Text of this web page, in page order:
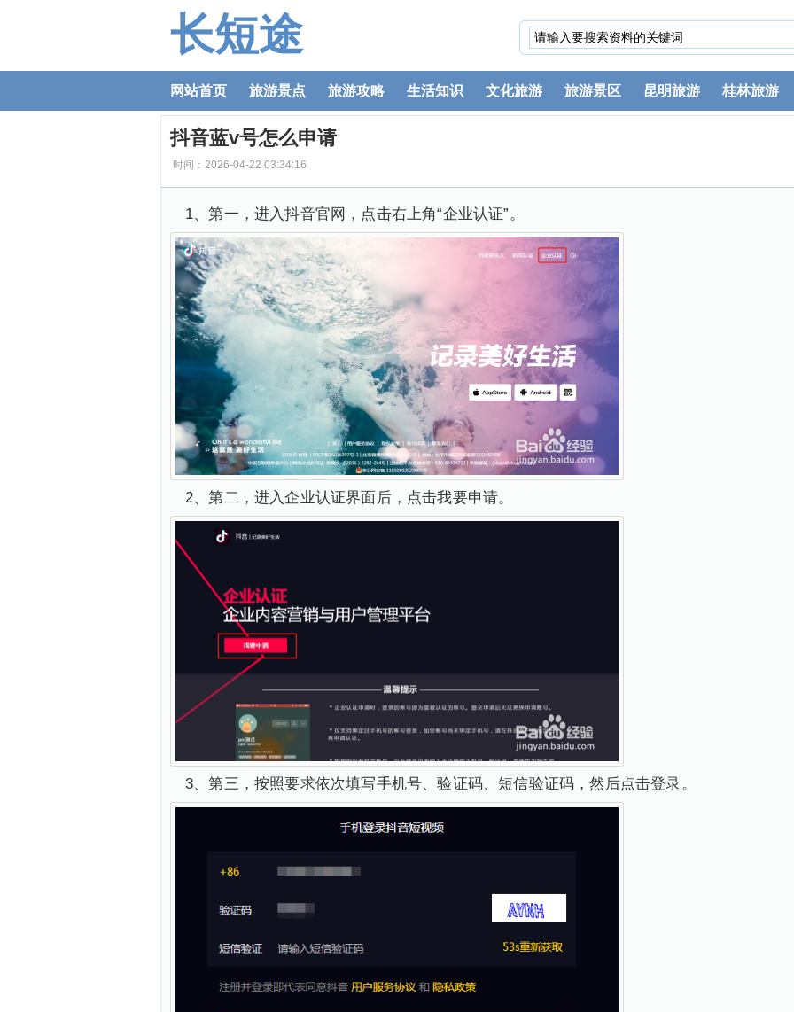
长短途
网站首页 旅游景点 旅游攻略 生活知识 文化旅游 旅游景区 昆明旅游 桂林旅游
抖音蓝v号怎么申请
时间：2026-04-22 03:34:16
1、第一，进入抖音官网，点击右上角“企业认证”。
2、第二，进入企业认证界面后，点击我要申请。
3、第三，按照要求依次填写手机号、验证码、短信验证码，然后点击登录。